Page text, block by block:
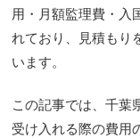
用・月額監理費・入
れており、見積もり
います。
この記事では、千葉
受け入れる際の費用